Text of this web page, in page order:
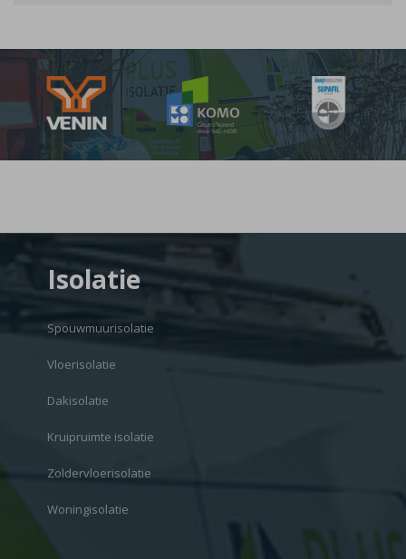
Isolatie
Spouwmuurisolatie
Vloerisolatie
Dakisolatie
Kruipruimte isolatie
Zoldervloerisolatie
Woningisolatie